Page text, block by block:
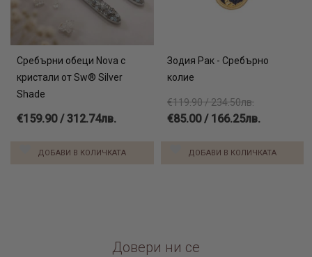
Сребърни обеци Nova с
кристали от Sw® Silver
Shade
€159.90 / 312.74лв.
ДОБАВИ В КОЛИЧКАТА
Зодия Рак - Сребърно
колие
€119.90 / 234.50лв.
€85.00 / 166.25лв.
ДОБАВИ В КОЛИЧКАТА
Довери ни се